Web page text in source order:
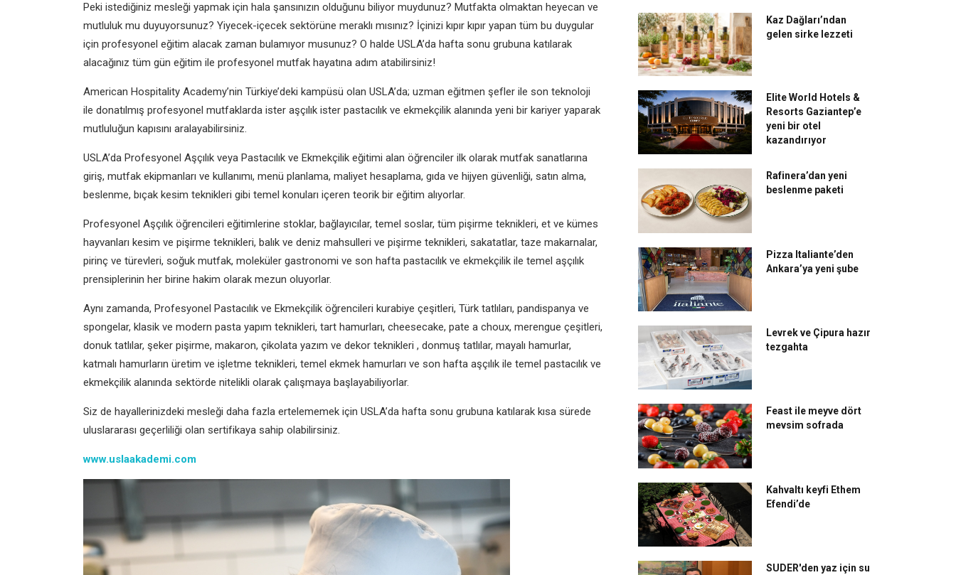
Peki istediğiniz mesleği yapmak için hala şansınızın olduğunu biliyor muydunuz? Mutfakta olmaktan heyecan ve
mutluluk mu duyuyorsunuz? Yiyecek-içecek sektörüne meraklı mısınız? İçinizi kıpır kıpır yapan tüm bu duygular
için profesyonel eğitim alacak zaman bulamıyor musunuz? O halde USLA’da hafta sonu grubuna katılarak
alacağınız tüm gün eğitim ile profesyonel mutfak hayatına adım atabilirsiniz!
American Hospitality Academy’nin Türkiye’deki kampüsü olan USLA’da; uzman eğitmen şefler ile son teknoloji
ile donatılmış profesyonel mutfaklarda ister aşçılık ister pastacılık ve ekmekçilik alanında yeni bir kariyer yaparak
mutluluğun kapısını aralayabilirsiniz.
USLA’da Profesyonel Aşçılık veya Pastacılık ve Ekmekçilik eğitimi alan öğrenciler ilk olarak mutfak sanatlarına
giriş, mutfak ekipmanları ve kullanımı, menü planlama, maliyet hesaplama, gıda ve hijyen güvenliği, satın alma,
beslenme, bıçak kesim teknikleri gibi temel konuları içeren teorik bir eğitim alıyorlar.
Profesyonel Aşçılık öğrencileri eğitimlerine stoklar, bağlayıcılar, temel soslar, tüm pişirme teknikleri, et ve kümes
hayvanları kesim ve pişirme teknikleri, balık ve deniz mahsulleri ve pişirme teknikleri, sakatatlar, taze makarnalar,
pirinç ve türevleri, soğuk mutfak, moleküler gastronomi ve son hafta pastacılık ve ekmekçilik ile temel aşçılık
prensiplerinin her birine hakim olarak mezun oluyorlar.
Aynı zamanda, Profesyonel Pastacılık ve Ekmekçilik öğrencileri kurabiye çeşitleri, Türk tatlıları, pandispanya ve
spongelar, klasik ve modern pasta yapım teknikleri, tart hamurları, cheesecake, pate a choux, merengue çeşitleri,
donuk tatlılar, şeker pişirme, makaron, çikolata yazım ve dekor teknikleri , donmuş tatlılar, mayalı hamurlar,
katmalı hamurların üretim ve işletme teknikleri, temel ekmek hamurları ve son hafta aşçılık ile temel pastacılık ve
ekmekçilik alanında sektörde nitelikli olarak çalışmaya başlayabiliyorlar.
Siz de hayallerinizdeki mesleği daha fazla ertelememek için USLA’da hafta sonu grubuna katılarak kısa sürede
uluslararası geçerliliği olan sertifikaya sahip olabilirsiniz.
www.uslaakademi.com
Kaz Dağları’ndan
gelen sirke lezzeti
Elite World Hotels &
Resorts Gaziantep’e
yeni bir otel
kazandırıyor
Rafinera’dan yeni
beslenme paketi
Pizza Italiante’den
Ankara’ya yeni şube
Levrek ve Çipura hazır
tezgahta
Feast ile meyve dört
mevsim sofrada
Kahvaltı keyfi Ethem
Efendi’de
SUDER'den yaz için su